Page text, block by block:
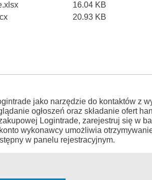
16.04 KB
20.93 KB
jako narzędzie do kontaktów z
ogłoszeń oraz składanie ofert
Logintrade, zarejestruj się w
wykonawcy umożliwia
w panelu rejestracyjnym.